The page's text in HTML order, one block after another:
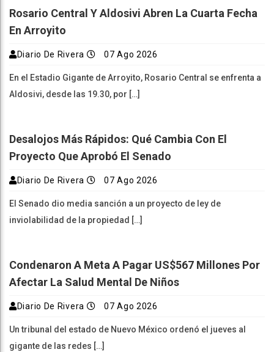
Rosario Central Y Aldosivi Abren La Cuarta Fecha
En Arroyito
Diario De Rivera 07 Ago 2026
En el Estadio Gigante de Arroyito, Rosario Central se enfrenta a
Aldosivi, desde las 19.30, por […]
Desalojos Más Rápidos: Qué Cambia Con El
Proyecto Que Aprobó El Senado
Diario De Rivera 07 Ago 2026
El Senado dio media sanción a un proyecto de ley de
inviolabilidad de la propiedad […]
Condenaron A Meta A Pagar US$567 Millones Por
Afectar La Salud Mental De Niños
Diario De Rivera 07 Ago 2026
Un tribunal del estado de Nuevo México ordenó el jueves al
gigante de las redes […]